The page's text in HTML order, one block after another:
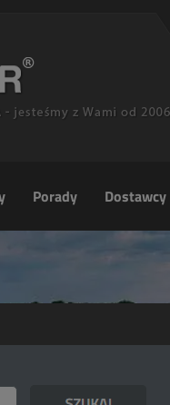
Porady Dostawcy